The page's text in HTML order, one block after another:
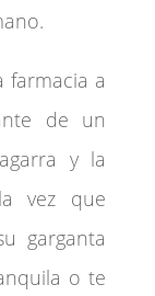
a
de un
y la
vez que
garganta
o te